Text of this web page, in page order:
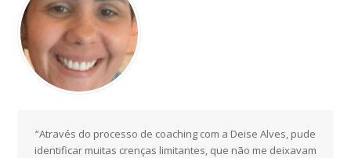
“Através do processo de coaching com a Deise Alves, pude
identificar muitas crenças limitantes, que não me deixavam